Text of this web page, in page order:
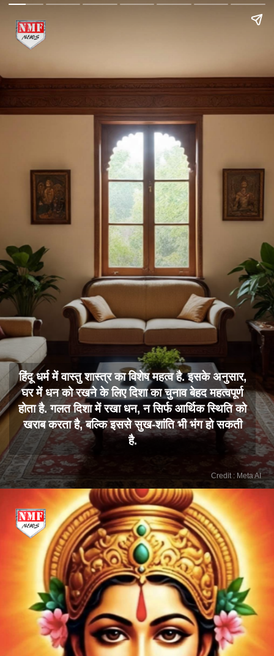
हिंदू धर्म में वास्तु शास्त्र का विशेष महत्व है. इसके अनुसार,
घर में धन को रखने के लिए दिशा का चुनाव बेहद महत्वपूर्ण
होता है. गलत दिशा में रखा धन, न सिर्फ आर्थिक स्थिति को
खराब करता है, बल्कि इससे सुख-शांति भी भंग हो सकती
है.
Credit : Meta AI